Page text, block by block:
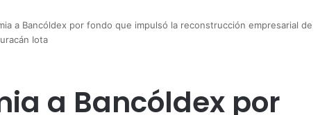
a Bancóldex por fondo que impulsó la reconstrucción empresarial de
Iota
a Bancóldex por